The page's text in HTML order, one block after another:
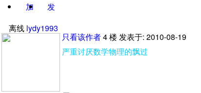
加
发
离线 lydy1993
只看该作者4楼 发表于: 2010-08-19
严重讨厌数学物理的飘过